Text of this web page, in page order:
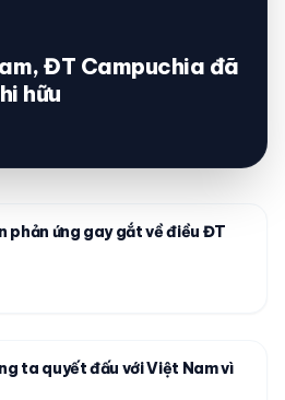
ĐT Campuchia đã
hữu
phản ứng gay gắt về điều ĐT
ta quyết đấu với Việt Nam vì